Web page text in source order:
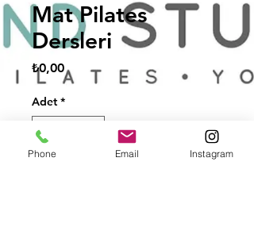
Mat Pilates
Dersleri
₺0,00Fiyat
Adet *
Phone Email Instagram